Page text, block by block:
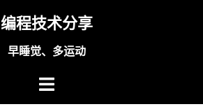
编程技术分享
早睡觉、多运动